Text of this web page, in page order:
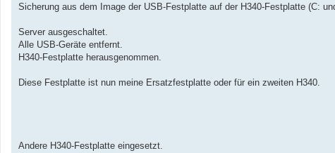
Sicherung aus dem Image der USB-Festplatte auf der H340-Festplatte (C:
Server ausgeschaltet.
Alle USB-Geräte entfernt.
H340-Festplatte herausgenommen.
Diese Festplatte ist nun meine Ersatzfestplatte oder für ein zweiten H340.
Andere H340-Festplatte eingesetzt.